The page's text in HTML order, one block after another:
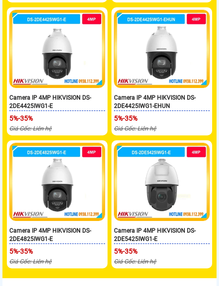
Camera IP 4MP HIKVISION DS-
2DE4425IWG1-E
5%-35%
Giá Gốc: Liên hệ
Camera IP 4MP HIKVISION DS-
2DE4425IWG1-EHUN
5%-35%
Giá Gốc: Liên hệ
Camera IP 4MP HIKVISION DS-
2DE4825IWG1-E
5%-35%
Giá Gốc: Liên hệ
Camera IP 4MP HIKVISION DS-
2DE5425IWG1-E
5%-35%
Giá Gốc: Liên hệ